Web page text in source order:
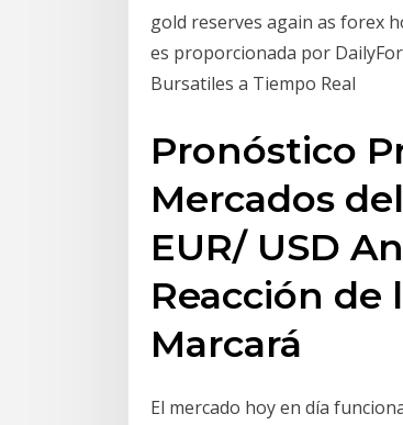
gold reserves again as forex
es proporcionada por
Bursatiles a Tiempo Real
Pronóstico
Mercados
EUR/ USD
Reacción de
Marcará
El mercado hoy en día